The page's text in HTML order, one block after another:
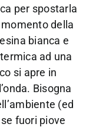
per spostarla
della
bianca e
ad una
si apre in
Bisogna
(ed
fuori piove